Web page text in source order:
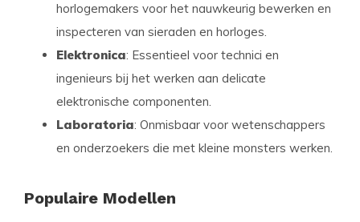
horlogemakers voor het nauwkeurig bewerken en
inspecteren van sieraden en horloges.
Elektronica: Essentieel voor technici en
ingenieurs bij het werken aan delicate
elektronische componenten.
Laboratoria: Onmisbaar voor wetenschappers
en onderzoekers die met kleine monsters werken.
Populaire Modellen